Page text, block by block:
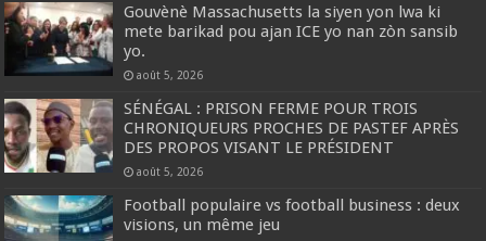
Gouvènè Massachusetts la siyen yon lwa ki
mete barikad pou ajan ICE yo nan zòn sansib
yo.
août 5, 2026
SÉNÉGAL : PRISON FERME POUR TROIS
CHRONIQUEURS PROCHES DE PASTEF APRÈS
DES PROPOS VISANT LE PRÉSIDENT
août 5, 2026
Football populaire vs football business : deux
visions, un même jeu